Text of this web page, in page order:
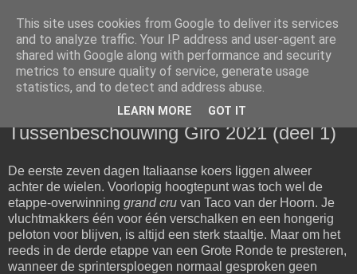
De Geschoolde Arbeider
Gedachtes, belevenissen en opinies
Tussenbeschouwing Giro 2021 (deel 1)
De eerste zeven dagen Italiaanse koers liggen alweer
achter de wielen. Voorlopig hoogtepunt was toch wel de
etappe-overwinning grand cru van Taco van der Hoorn. Je
vluchtmakkers één voor één verschalken en een hongerig
peloton voor blijven, is altijd een sterk staaltje. Maar om het
reeds in de derde etappe van een Grote Ronde te presteren,
wanneer de sprintersploegen normaal gesproken geen
This site uses cookies from Google to deliver its services
and to analyze traffic. Your IP address and user-agent are
shared with Google along with performance and security
metrics to ensure quality of service, generate usage
statistics, and to detect and address abuse.
LEARN MORE GOT IT